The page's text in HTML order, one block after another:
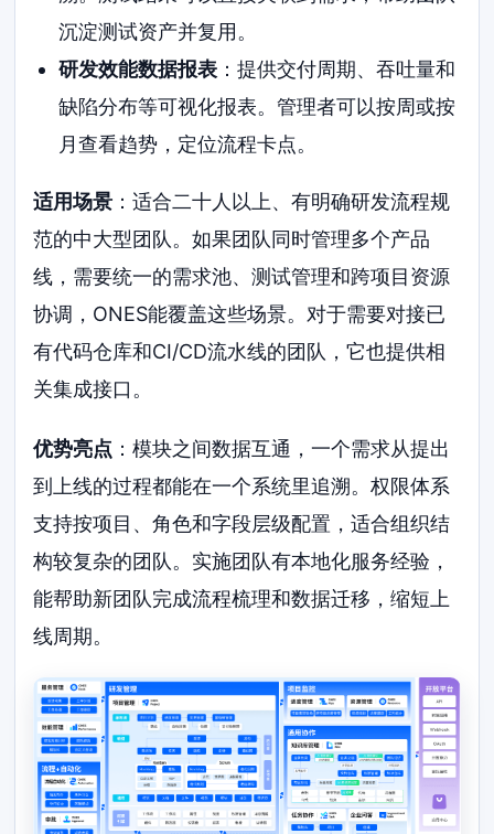
沉淀测试资产并复用。
研发效能数据报表：提供交付周期、吞吐量和
缺陷分布等可视化报表。管理者可以按周或按
月查看趋势，定位流程卡点。
适用场景 ：适合二十人以上、有明确研发流程规
范的中大型团队。如果团队同时管理多个产品
线，需要统一的需求池、测试管理和跨项目资源
协调，ONES能覆盖这些场景。对于需要对接已
有代码仓库和CI/CD流水线的团队，它也提供相
关集成接口。
优势亮点 ：模块之间数据互通，一个需求从提出
到上线的过程都能在一个系统里追溯。权限体系
支持按项目、角色和字段层级配置，适合组织结
构较复杂的团队。实施团队有本地化服务经验，
能帮助新团队完成流程梳理和数据迁移，缩短上
线周期。